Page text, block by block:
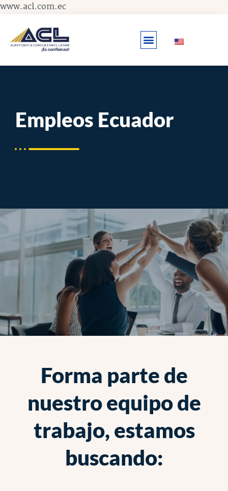
www.acl.com.ecIr
contenido
Empleos Ecuador
Forma parte de
nuestro equipo de
trabajo, estamos
buscando: